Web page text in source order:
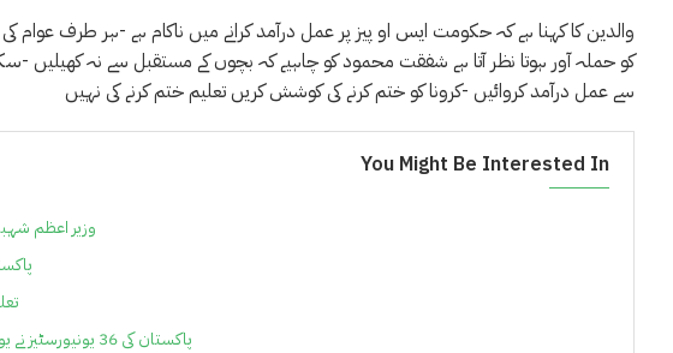
والدین کا کہنا ہے کہ حکومت ایس او پیز پر عمل درآمد کرانے میں ناکام ہے -ہر طرف
کو حملہ آور ہوتا نظر آتا ہے شفقت محمود کو چاہیے کہ بچوں کے مستقبل سے نہ کھیلیں
سے عمل درآمد کروائیں -کرونا کو ختم کرنے کی کوشش کریں تعلیم ختم کرنے کی نہیں
You Might Be Interested In
وزیر اعظم
پاکستان کی 36 یونیورسٹیز نے یو کے ٹائمز ہائر ایجوکیشن رینکنگ 2021میں اپنی جگہ بنائی ہے